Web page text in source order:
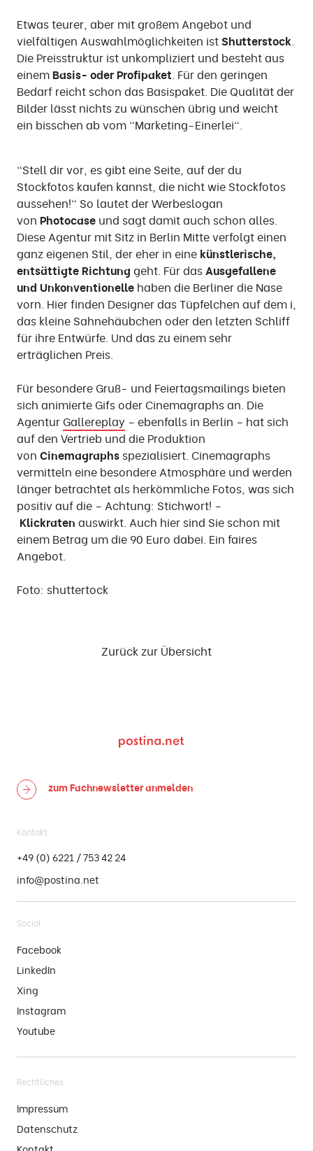
Etwas teurer, aber mit großem Angebot und
vielfältigen Auswahlmöglichkeiten istShutterstock.
Die Preisstruktur ist unkompliziert und besteht aus
einem Basis- oder Profipaket. Für den geringen
Bedarf reicht schon das Basispaket. Die Qualität der
Bilder lässt nichts zu wünschen übrig und weicht
ein bisschen ab vom "Marketing-Einerlei".
"Stell dir vor, es gibt eine Seite, auf der du
Stockfotos kaufen kannst, die nicht wie Stockfotos
aussehen!" So lautet der Werbeslogan
von Photocase und sagt damit auch schon alles.
Diese Agentur mit Sitz in Berlin Mitte verfolgt einen
ganz eigenen Stil, der eher in eine künstlerische,
entsättigte Richtung geht. Für dasAusgefallene
und Unkonventionelle haben die Berliner die Nase
vorn. Hier finden Designer das Tüpfelchen auf dem i,
das kleine Sahnehäubchen oder den letzten Schliff
für ihre Entwürfe. Und das zu einem sehr
erträglichen Preis.
Für besondere Gruß- und Feiertagsmailings bieten
sich animierte Gifs oder Cinemagraphs an. Die
AgenturGallereplay – ebenfalls in Berlin – hat sich
auf den Vertrieb und die Produktion
von Cinemagraphsspezialisiert. Cinemagraphs
vermitteln eine besondere Atmosphäre und werden
länger betrachtet als herkömmliche Fotos, was sich
positiv auf die – Achtung: Stichwort! –
Klickraten auswirkt. Auch hier sind Sie schon mit
einem Betrag um die 90 Euro dabei. Ein faires
Angebot.
Foto: shuttertock
Zurück zur Übersicht
zum Fachnewsletteranmelden
Kontakt
+49 (0) 6221 / 753 42 24
info@postina.net
Social
Facebook
LinkedIn
Xing
Instagram
Youtube
Rechtliches
Impressum
Datenschutz